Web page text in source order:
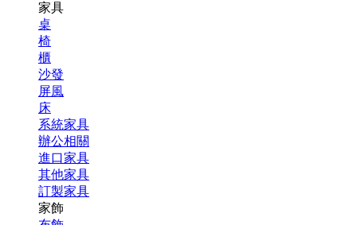
家具
桌
椅
櫃
沙發
屏風
床
系統家具
辦公相關
進口家具
其他家具
訂製家具
家飾